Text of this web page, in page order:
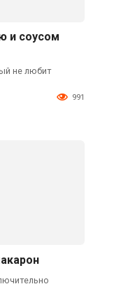
и соусом
не любит
991